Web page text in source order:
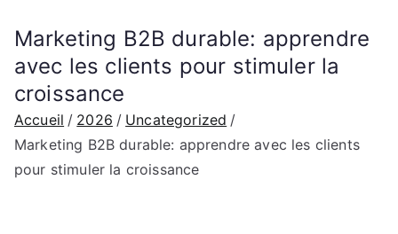
Marketing B2B durable: apprendre
avec les clients pour stimuler la
croissance
Accueil 2026
Uncategorized
Marketing B2B durable: apprendre avec les clients
pour stimuler la croissance